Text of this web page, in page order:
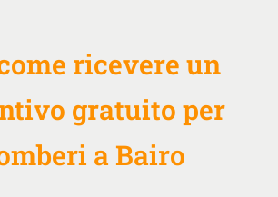
ricevere un
gratuito per
a Bairo